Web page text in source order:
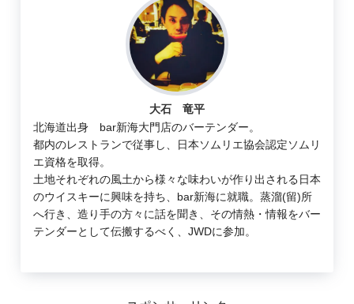
大石 竜平
北海道出身 bar新海大門店のバーテンダー。
都内のレストランで従事し、日本ソムリエ協会認定ソムリ
エ資格を取得。
土地それぞれの風土から様々な味わいが作り出される日本
のウイスキーに興味を持ち、bar新海に就職。蒸溜(留)所
へ行き、造り手の方々に話を聞き、その情熱・情報をバー
テンダーとして伝搬するべく、JWDに参加。